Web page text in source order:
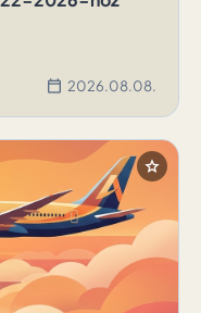
calendar_today 2026.08.08.
star